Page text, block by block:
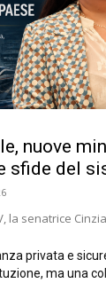
nuove
sfide del
la senatrice
privata e
ma una